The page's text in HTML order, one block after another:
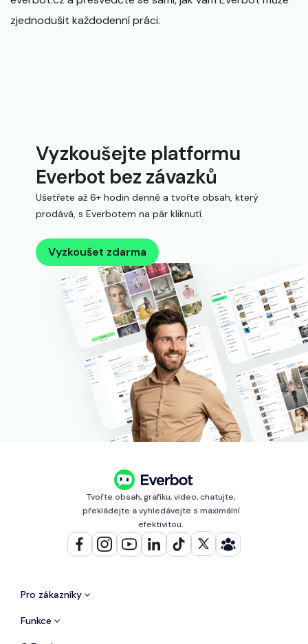
zjednodušit každodenní práci.
Vyzkoušejte platformu
Everbot bez závazků
Ušetřete až 6+ hodin denně a tvořte obsah, který
prodává, s Everbotem na pár kliknutí.
Vyzkoušet zdarma
Tvořte obsah, grafiku, video, chatujte,
překládejte a vyhledávejte s maximální
efektivitou.
Pro zákazníky
Funkce